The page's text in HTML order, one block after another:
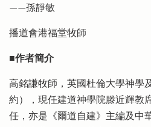
——孫靜敏
播道會港福堂牧師
■作者簡介
高銘謙牧師，英國杜倫大學神學
約），現任建道神學院滕近輝教
任，亦是《爾道自建》主編及中